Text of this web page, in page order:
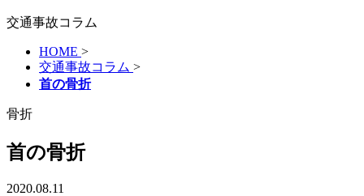
交通事故コラム
HOME >
交通事故コラム >
首の骨折
骨折
首の骨折
2020.08.11